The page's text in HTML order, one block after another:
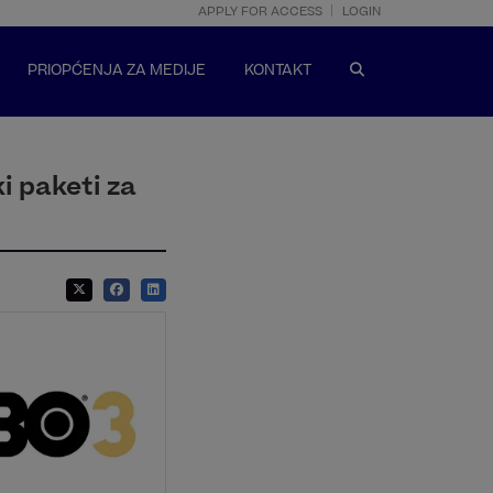
APPLY FOR ACCESS LOGIN
PRIOPĆENJA ZA MEDIJE KONTAKT
paketi za